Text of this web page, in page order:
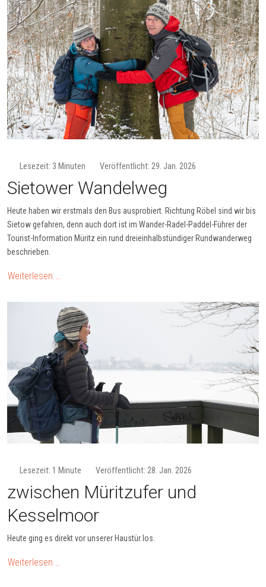
Lesezeit: 3 Minuten Veröffentlicht: 29. Jan. 2026
Sietower Wandelweg
Heute haben wir erstmals den Bus ausprobiert. Richtung Röbel sind wir bis
Sietow gefahren, denn auch dort ist im Wander-Radel-Paddel-Führer der
Tourist-Information Müritz ein rund dreieinhalbstündiger Rundwanderweg
beschrieben.
Weiterlesen …
Lesezeit: 1 Minute Veröffentlicht: 28. Jan. 2026
zwischen Müritzufer und
Kesselmoor
Heute ging es direkt vor unserer Haustür los.
Weiterlesen …